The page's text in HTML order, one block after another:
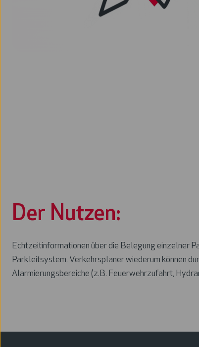
Der Nutzen:
​​Echtzeitinformationen über die Belegung einzelner
Parkleitsystem. Verkehrsplaner wiederum können
Alarmierungsbereiche (z.B. Feuerwehrzufahrt,